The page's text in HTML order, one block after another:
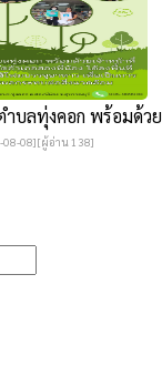
ำบลทุ่งคอก พร้อมด้วย
08][ผู้อ่าน 138]